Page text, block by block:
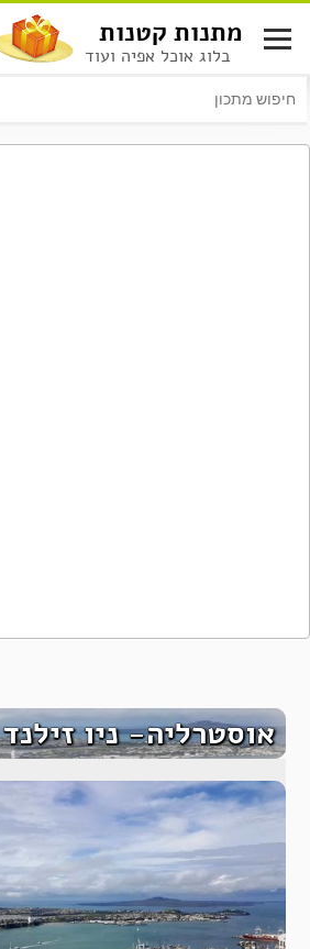
לתוכן
מתנות קטנות
בלוג אוכל אפיה ועוד
אוסטרליה- ניו זילנד